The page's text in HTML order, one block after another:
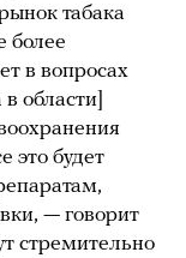
табака
более
в вопросах
области]
это будет
— говорит
стремительно